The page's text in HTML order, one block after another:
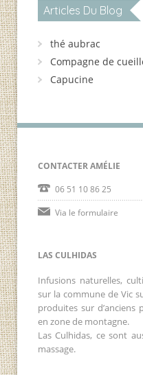
Articles Du Blog
thé aubrac
Compagne de
Capucine
CONTACTER AMÉLIE
06 51 10 86 25
Via le formulaire
LAS CULHIDAS
Infusions naturelles,
sur la commune de Vic
produites sur d’anciens
en zone de montagne.
Las Culhidas, ce sont
massage.